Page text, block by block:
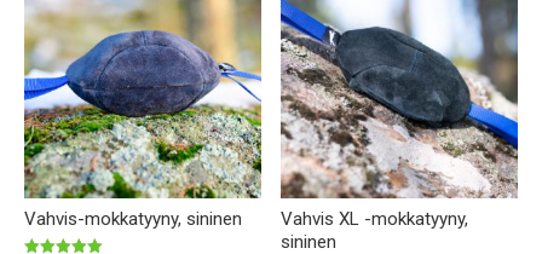
Vahvis-mokkatyyny, sininen
Vahvis XL -mokkatyyny,
sininen